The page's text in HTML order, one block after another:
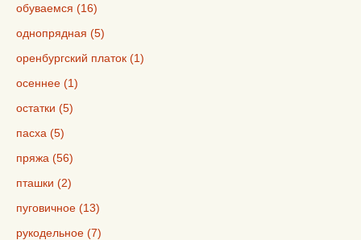
обуваемся (16)
однопрядная (5)
оренбургский платок (1)
осеннее (1)
остатки (5)
пасха (5)
пряжа (56)
пташки (2)
пуговичное (13)
рукодельное (7)